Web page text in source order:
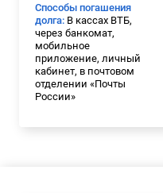
Способы погашения
долга: В кассах ВТБ,
через банкомат,
мобильное
приложение, личный
кабинет, в почтовом
отделении «Почты
России»